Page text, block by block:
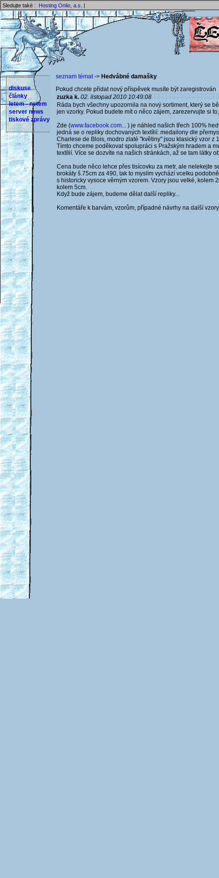
Sledujte také : Hosting Onlio, a.s. |
diskuse
články
letem - netem
server news
tiskové zprávy
seznam témat-> Hedvábné damašky
Pokud chcete přidat nový příspěvek musíte být
zuzka k. 02. listopad 2010 10:49:08
Ráda bych všechny upozornila na nový sortiment, který se
jen vzorky. Pokud budete mít o něco zájem, zarezervujte si
Zde (www.facebook.com... ) je náhled našich třech 100%
jedná se o repliky dochovaných textílií: medailony dle
Charlese de Blois, modro zlaté "květiny" jsou klasický vzor z
Tímto chceme poděkovat spolupráci s Pražským hradem a
textílií. Více se dozvíte na našich stránkách, až se tam látky
Cena bude něco lehce přes tisícovku za metr, ale nelekejte
brokáty š.75cm za 490, tak to myslím vychází vcelku
s historicky vysoce věrným vzorem. Vzory jsou velké, kolem
kolem 5cm.
Když bude zájem, budeme dělat další repliky...
Komentáře k barvám, vzorům, případné návrhy na další